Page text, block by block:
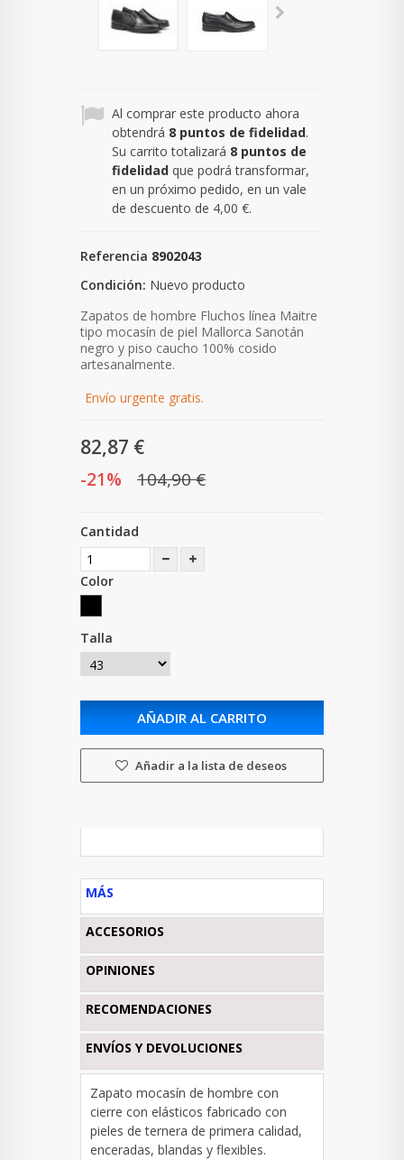
Al comprar este producto ahora
obtendrá 8 puntos de fidelidad.
Su carrito totalizará 8 puntos de
fidelidad que podrá transformar,
en un próximo pedido, en un vale
de descuento de 4,00 €.
Referencia 8902043
Condición: Nuevo producto
Zapatos de hombre Fluchos línea Maitre
tipo mocasín de piel Mallorca Sanotán
negro y piso caucho 100% cosido
artesanalmente.
Envío urgente gratis.
82,87 €
-21% 104,90 €
Cantidad
Color
Talla
AÑADIR AL CARRITO
Añadir a la lista de deseos
MÁS
ACCESORIOS
OPINIONES
RECOMENDACIONES
ENVÍOS Y DEVOLUCIONES
Zapato mocasín de hombre con
cierre con elásticos fabricado con
pieles de ternera de primera calidad,
enceradas, blandas y flexibles.